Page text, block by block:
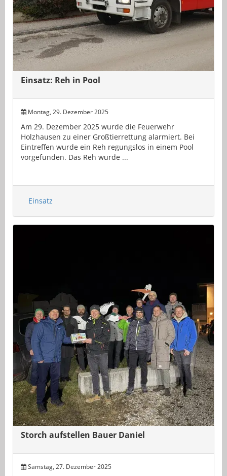
Einsatz: Reh in Pool
Montag, 29. Dezember 2025
Am 29. Dezember 2025 wurde die Feuerwehr
Holzhausen zu einer Großtierrettung alarmiert. Bei
Eintreffen wurde ein Reh regungslos in einem Pool
vorgefunden. Das Reh wurde ...
Einsatz
Storch aufstellen Bauer Daniel
Samstag, 27. Dezember 2025